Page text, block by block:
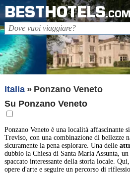
BESTHOTELS.COM
Italia
Ponzano Veneto
Su Ponzano Veneto
Ponzano Veneto è una località affascinante
Treviso, con una combinazione di bellezze
sicuramente la pena esplorare. Una delle
dubbio la Chiesa di Santa Maria Assunta,
spaccato interessante della storia locale.
opere d'arte e seguire un percorso di